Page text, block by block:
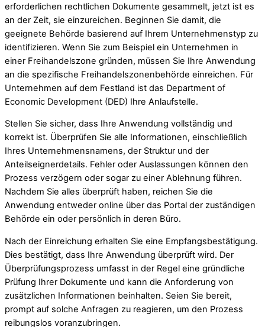
erforderlichen rechtlichen Dokumente gesammelt, jetzt ist es
an der Zeit, sie einzureichen. Beginnen Sie damit, die
geeignete Behörde basierend auf Ihrem Unternehmenstyp zu
identifizieren. Wenn Sie zum Beispiel ein Unternehmen in
einer Freihandelszone gründen, müssen Sie Ihre Anwendung
an die spezifische Freihandelszonenbehörde einreichen. Für
Unternehmen auf dem Festland ist das Department of
Economic Development (DED) Ihre Anlaufstelle.
Stellen Sie sicher, dass Ihre Anwendung vollständig und
korrekt ist. Überprüfen Sie alle Informationen, einschließlich
Ihres Unternehmensnamens, der Struktur und der
Anteilseignerdetails. Fehler oder Auslassungen können den
Prozess verzögern oder sogar zu einer Ablehnung führen.
Nachdem Sie alles überprüft haben, reichen Sie die
Anwendung entweder online über das Portal der zuständigen
Behörde ein oder persönlich in deren Büro.
Nach der Einreichung erhalten Sie eine Empfangsbestätigung.
Dies bestätigt, dass Ihre Anwendung überprüft wird. Der
Überprüfungsprozess umfasst in der Regel eine gründliche
Prüfung Ihrer Dokumente und kann die Anforderung von
zusätzlichen Informationen beinhalten. Seien Sie bereit,
prompt auf solche Anfragen zu reagieren, um den Prozess
reibungslos voranzubringen.